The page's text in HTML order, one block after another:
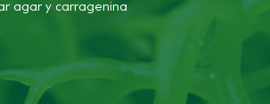
agar y carragenina